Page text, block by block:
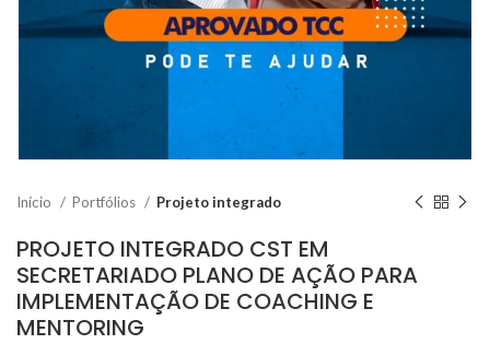
Início Portfólios Projeto integrado
PROJETO INTEGRADO CST EM
SECRETARIADO PLANO DE AÇÃO PARA
IMPLEMENTAÇÃO DE COACHING E
MENTORING